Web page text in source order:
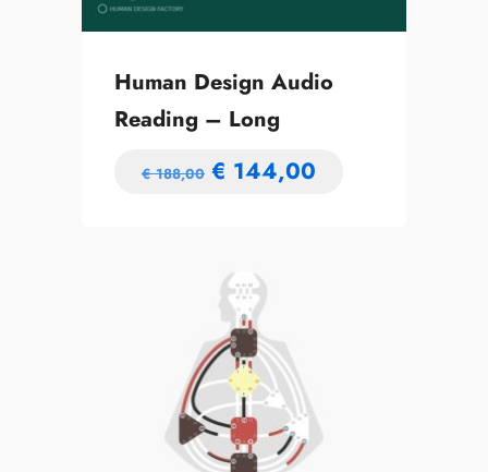
Human Design Audio
Reading – Long
€188,00 € 144,00